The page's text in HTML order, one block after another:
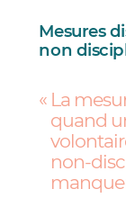
Mesures
non
La
quand
non-